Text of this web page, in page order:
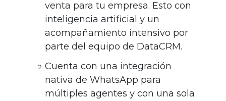
venta para tu empresa. Esto con
inteligencia artificial y un
acompañamiento intensivo por
parte del equipo de DataCRM.
Cuenta con una integración
nativa de WhatsApp para
múltiples agentes y con una sola